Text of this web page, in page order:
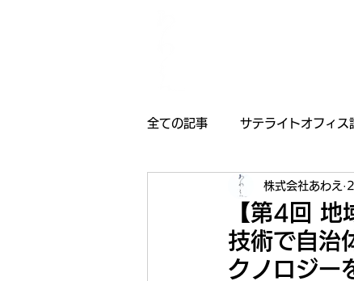
全ての記事 サテライトオフィス
受賞歴 お
【第4回
技術で自治
クノロジー
株式会社あわえ